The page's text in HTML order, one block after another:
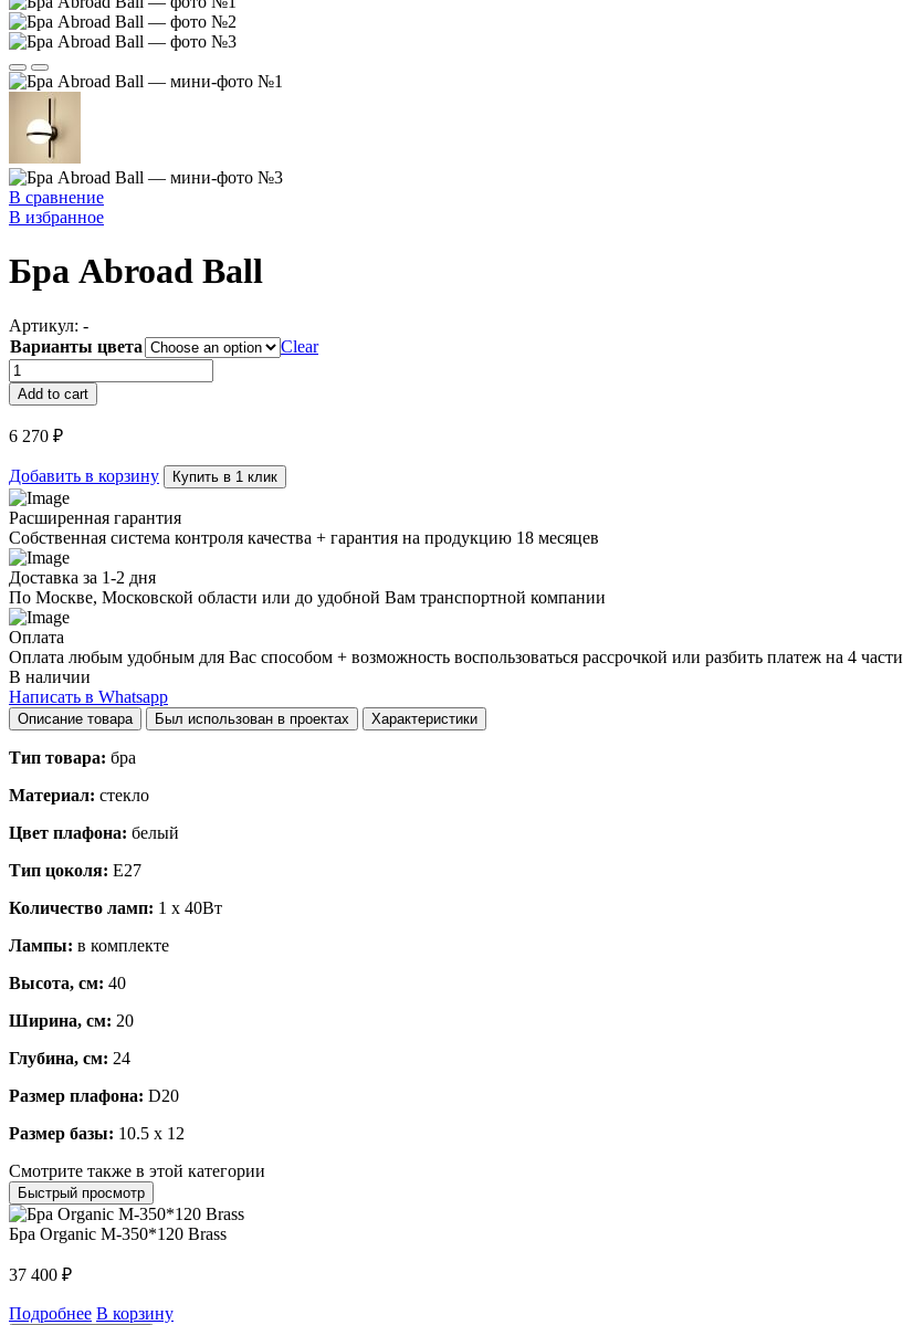
В сравнение
В избранное
Бра Abroad Ball
Артикул: -
Варианты цвета
Clear
Бра
Abroad
Ball
quantity
Add to cart
6 270 ₽
Добавить в корзину Купить в 1 клик
Расширенная гарантия
Собственная система контроля качества + гарантия на продукцию 18 месяцев
Доставка за 1-2 дня
По Москве, Московской области или до удобной Вам транспортной компании
Оплата
Оплата любым удобным для Вас способом + возможность воспользоваться рассрочкой или разбить платеж на 4 части
В наличии
Написать в Whatsapp
Описание товара Был использован в проектах Характеристики
Тип товара: бра
Материал: стекло
Цвет плафона: белый
Тип цоколя: E27
Количество ламп: 1 x 40Вт
Лампы: в комплекте
Высота, см: 40
Ширина, см: 20
Глубина, см: 24
Размер плафона: D20
Размер базы: 10.5 x 12
Смотрите также в этой категории
Быстрый просмотр
Бра Organic M-350*120 Brass
37 400 ₽
Подробнее В корзину